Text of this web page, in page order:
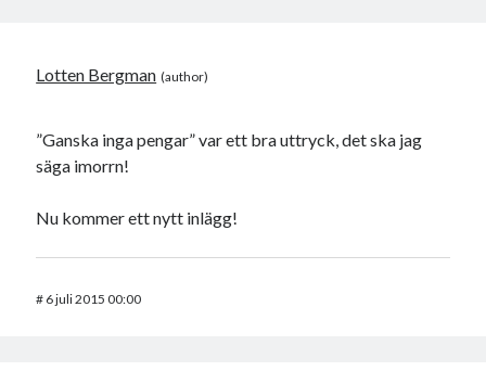
Lotten Bergman
”Ganska inga pengar” var ett bra uttryck, det ska jag
säga imorrn!
Nu kommer ett nytt inlägg!
# 6 juli 2015 00:00